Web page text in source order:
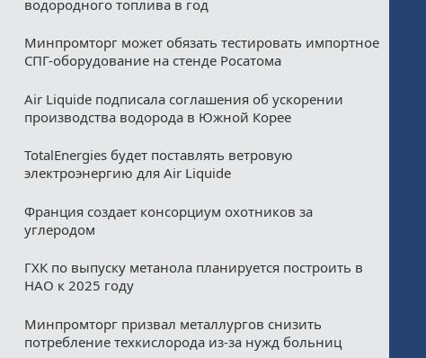
водородного топлива в год
Минпромторг может обязать тестировать импортное
СПГ-оборудование на стенде Росатома
Air Liquide подписала соглашения об ускорении
производства водорода в Южной Корее
TotalEnergies будет поставлять ветровую
электроэнергию для Air Liquide
Франция создает консорциум охотников за
углеродом
ГХК по выпуску метанола планируется построить в
НАО к 2025 году
Минпромторг призвал металлургов снизить
потребление техкислорода из-за нужд больниц